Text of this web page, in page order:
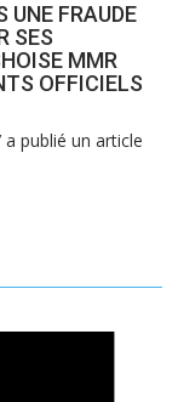
UNE FRAUDE
SES
MMR
OFFICIELS
a publié un article